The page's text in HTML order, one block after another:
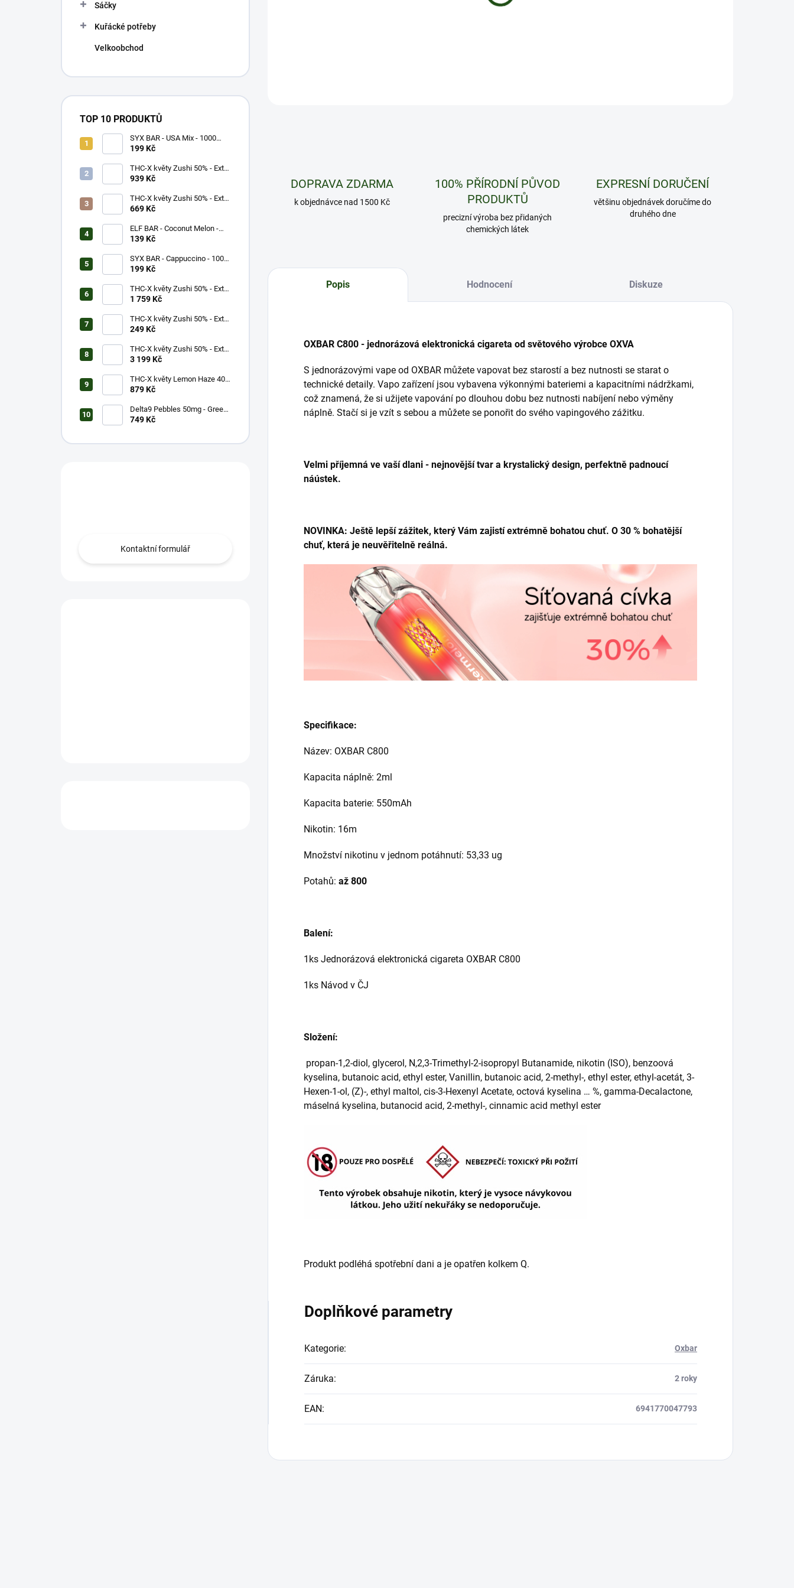
Sáčky
Kuřácké potřeby
Velkoobchod
TOP 10 PRODUKTŮ
SYX BAR - USA Mix - 1000
potáhnutí - 16,5mg
199 Kč
THC-X květy Zushi 50% - Extra
Strong (5g)
939 Kč
THC-X květy Zushi 50% - Extra
Strong (3g)
669 Kč
ELF BAR - Coconut Melon -
600 potáhnutí - 20mg
139 Kč
SYX BAR - Cappuccino - 1000
potáhnutí - 16,5mg
199 Kč
THC-X květy Zushi 50% - Extra
Strong (10g)
1 759 Kč
THC-X květy Zushi 50% - Extra
Strong (1g)
249 Kč
THC-X květy Zushi 50% - Extra
Strong (20g)
3 199 Kč
THC-X květy Lemon Haze 40%
(5g)
879 Kč
Delta9 Pebbles 50mg - Green
Apple (1 balení)
749 Kč
Kontaktní formulář
DOPRAVA ZDARMA
k objednávce nad 1500 Kč
100% PŘÍRODNÍ PŮVOD
PRODUKTŮ
precizní výroba bez přidaných
chemických látek
EXPRESNÍ DORUČENÍ
většinu objednávek doručíme do
druhého dne
Popis Hodnocení Diskuze
OXBAR C800 - jednorázová elektronická cigareta od světového výrobce OXVA
S jednorázovými vape od OXBAR můžete vapovat bez starostí a bez nutnosti se starat o
technické detaily. Vapo zařízení jsou vybavena výkonnými bateriemi a kapacitními nádržkami,
což znamená, že si užijete vapování po dlouhou dobu bez nutnosti nabíjení nebo výměny
náplně. Stačí si je vzít s sebou a můžete se ponořit do svého vapingového zážitku.
Velmi příjemná ve vaší dlani - nejnovější tvar a krystalický design, perfektně padnoucí
náústek.
NOVINKA: Ještě lepší zážitek, který Vám zajistí extrémně bohatou chuť. O 30 % bohatější
chuť, která je neuvěřitelně reálná.
Specifikace:
Název: OXBAR C800
Kapacita náplně: 2ml
Kapacita baterie: 550mAh
Nikotin: 16m
Množství nikotinu v jednom potáhnutí: 53,33 ug
Potahů: až 800
Balení:
1ks Jednorázová elektronická cigareta OXBAR C800
1ks Návod v ČJ
Složení:
propan-1,2-diol, glycerol, N,2,3-Trimethyl-2-isopropyl Butanamide, nikotin (ISO), benzoová
kyselina, butanoic acid, ethyl ester, Vanillin, butanoic acid, 2-methyl-, ethyl ester, ethyl-acetát, 3-
Hexen-1-ol, (Z)-, ethyl maltol, cis-3-Hexenyl Acetate, octová kyselina … %, gamma-Decalactone,
máselná kyselina, butanocid acid, 2-methyl-, cinnamic acid methyl ester
Produkt podléhá spotřební dani a je opatřen kolkem Q.
Doplňkové parametry
Kategorie: Oxbar
Záruka: 2 roky
EAN: 6941770047793